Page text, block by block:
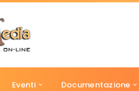
Eventi Documentazione